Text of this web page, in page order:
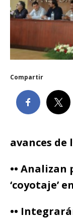
Compartir
avances
••
‘coyotaje’
••